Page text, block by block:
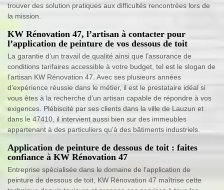
trouver des solution pratiques aux difficultés rencontrées lors de
la mission.
KW Rénovation 47, l’artisan à contacter pour
l’application de peinture de vos dessous de toit
La garantie d’un travail de qualité ainsi que l’assurance de
conditions tarifaires accessible à votre budget, tel est le slogan de
l’artisan KW Rénovation 47. Avec ses plusieurs années
d’expérience réussie dans le métier, il est le prestataire idéal si
vous êtes à la recherche d’un artisan capable de répondre à vos
exigences. Plébiscité par ses clients dans la ville de Lauzun et
dans le 47410, il intervient aussi bien sur des immeubles
appartenant à des particuliers qu’à des bâtiments industriels.
Application de peinture de dessous de toit : faites
confiance à KW Rénovation 47
Entreprise spécialisée dans le domaine de l’application de
peinture de dessous de toit, KW Rénovation 47 maîtrise cette